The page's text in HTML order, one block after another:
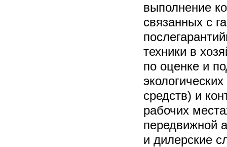
выполнение
связанных с
техники в
по оценке и
средств) и
рабочих
передвижной
и дилерские